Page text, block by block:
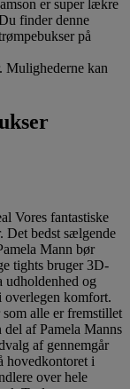
Mulighederne kan